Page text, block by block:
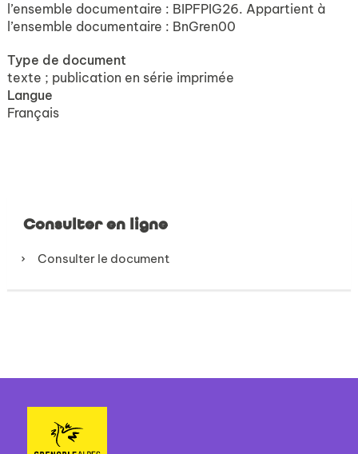
l’ensemble documentaire : BIPFPIG26. Appartient à
l’ensemble documentaire : BnGren00
Type de document
texte ; publication en série imprimée
Langue
Français
Consulter en ligne
Consulter le document